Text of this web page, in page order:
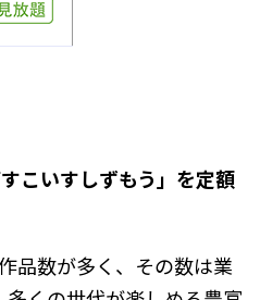
こいすしずもう」を定額
品数が多く、その数は業